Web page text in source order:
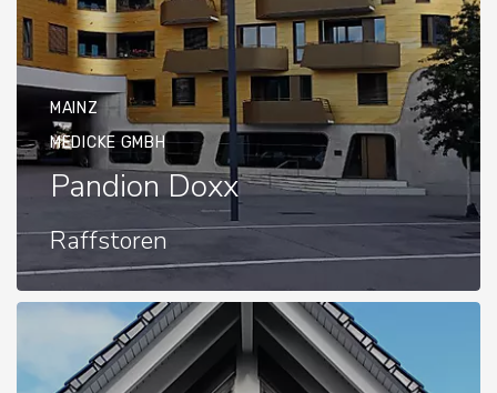
MAINZ
MEDICKE GMBH
Pandion Doxx
Raffstoren